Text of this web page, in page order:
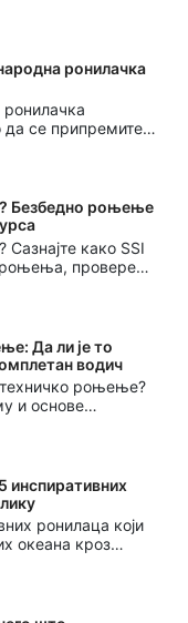
ронилачка
да се припремите,
Безбедно роњење
како SSI
роњења, провере
спремно.
Да ли је то
водич
роњење?
и основе
домет
инспиративних
ронилаца који
океана кроз
SSI Blue